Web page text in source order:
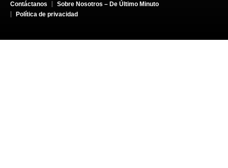
Contáctanos
Sobre Nosotros – De Último Minuto
Política de privacidad